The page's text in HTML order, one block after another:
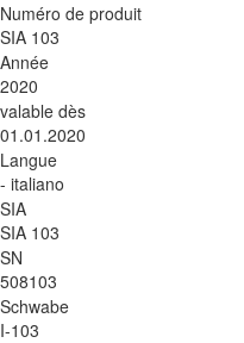
Numéro de produit
SIA 103
Année
2020
valable dès
01.01.2020
Langue
- italiano
SIA
SIA 103
SN
508103
Schwabe
I-103